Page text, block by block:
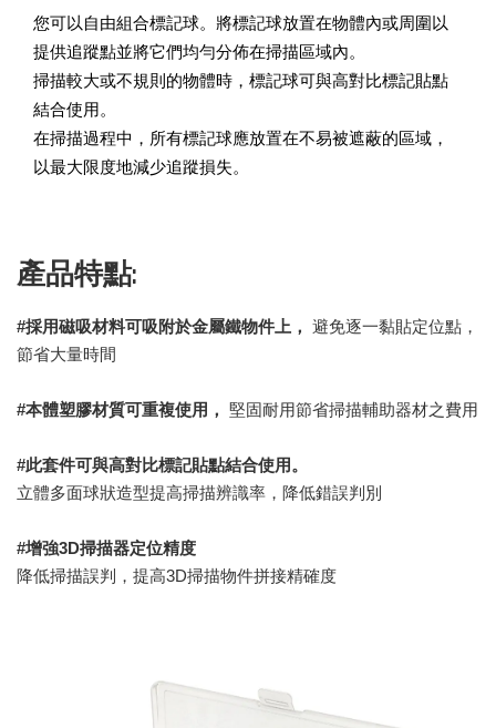
您可以自由組合標記球。將標記球放置在物體內或周圍以
提供追蹤點並將它們均勻分佈在掃描區域內。
掃描較大或不規則的物體時，標記球可與高對比標記貼點
結合使用。
在掃描過程中，所有標記球應放置在不易被遮蔽的區域，
以最大限度地減少追蹤損失。
產品特點:
#採用磁吸材料可吸附於金屬鐵物件上， 避免逐一黏貼定位點，
節省大量時間
#本體塑膠材質可重複使用， 堅固耐用節省掃描輔助器材之費用
#此套件可與高對比標記貼點結合使用。
立體多面球狀造型提高掃描辨識率，降低錯誤判別
#增強3D掃描器定位精度
降低掃描誤判，提高3D掃描物件拼接精確度